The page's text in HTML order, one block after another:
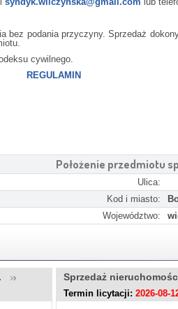
podania przyczyny. Sprzedaż
cywilnego.
REGULAMIN
Położenie przedmiotu
Ulica:
Kod i miasto:
Województwo:
Sprzedaż
Termin licytacji: 2026-08-